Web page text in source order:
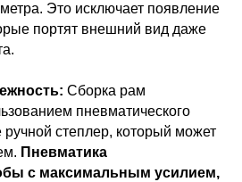
Это исключает появление
портят внешний вид даже
Сборка рам
пневматического
степлер, который может
Пневматика
с максимальным усилием,